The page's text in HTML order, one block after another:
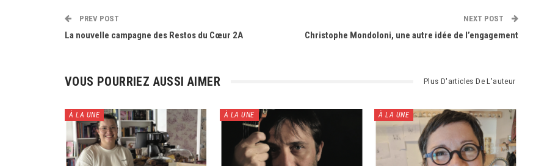
PREV POST
La nouvelle campagne des Restos du Cœur 2A
NEXT POST
Christophe Mondoloni, une autre idée de l’engagement
VOUS POURRIEZ AUSSI AIMER Plus D'articles De L'auteur
À LA UNE À LA UNE À LA UNE